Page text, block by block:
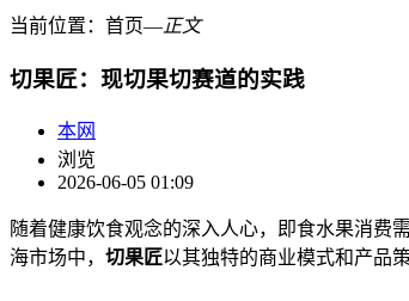
当前位置： 首页―正文
切果匠：现切果切赛道的实践
本网
浏览
2026-06-05 01:09
随着健康饮食观念的深入人心，即食水果消费
海市场中， 切果匠以其独特的商业模式和产品